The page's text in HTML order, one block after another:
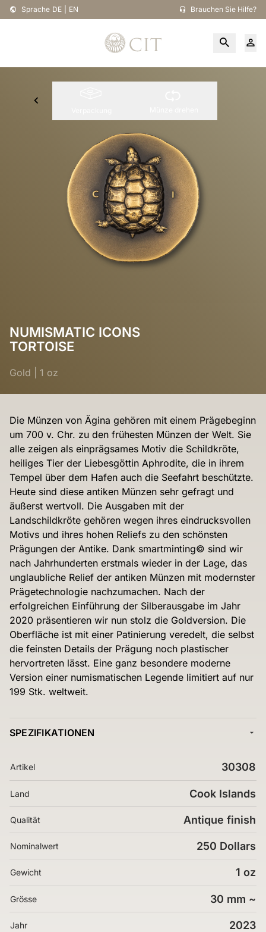
Sprache DE EN Brauchen Sie Hilfe?
NUMISMATIC ICONS
TORTOISE
Gold 1 oz
Die Münzen von Ägina gehören mit einem Prägebeginn
um 700 v. Chr. zu den frühesten Münzen der Welt. Sie
alle zeigen als einprägsames Motiv die Schildkröte,
heiliges Tier der Liebesgöttin Aphrodite, die in ihrem
Tempel über dem Hafen auch die Seefahrt beschützte.
Heute sind diese antiken Münzen sehr gefragt und
äußerst wertvoll. Die Ausgaben mit der
Landschildkröte gehören wegen ihres eindrucksvollen
Motivs und ihres hohen Reliefs zu den schönsten
Prägungen der Antike. Dank smartminting© sind wir
nach Jahrhunderten erstmals wieder in der Lage, das
unglaubliche Relief der antiken Münzen mit modernster
Prägetechnologie nachzumachen. Nach der
erfolgreichen Einführung der Silberausgabe im Jahr
2020 präsentieren wir nun stolz die Goldversion. Die
Oberfläche ist mit einer Patinierung veredelt, die selbst
die feinsten Details der Prägung noch plastischer
hervortreten lässt. Eine ganz besondere moderne
Version einer numismatischen Legende limitiert auf nur
199 Stk. weltweit.
SPEZIFIKATIONEN
Artikel 30308
Land Cook Islands
Qualität Antique finish
Nominalwert 250 Dollars
Gewicht 1 oz
Grösse 30 mm ~
Jahr 2023